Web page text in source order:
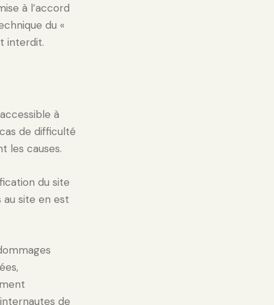
à l’accord
du «
interdit.
à
de difficulté
les causes.
du site
au site en est
de